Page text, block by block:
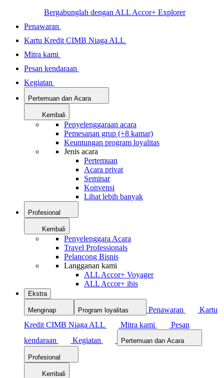
Bergabunglah dengan ALL Accor+ Explorer
Penawaran
Kartu Kredit CIMB Niaga ALL
Mitra kami
Pesan kendaraan
Kegiatan
Pertemuan dan Acara
Kembali
Penyelenggaraan acara
Pemesanan grup (+8 kamar)
Keuntungan program loyalitas
Jenis acara
Pertemuan
Acara privat
Seminar
Konvensi
Lihat lebih banyak
Profesional
Kembali
Penyelenggara Acara
Travel Professionals
Pelancong Bisnis
Langganan kami
ALL Accor+ Voyager
ALL Accor+ ibis
Ekstra
Menginap Program loyalitas Penawaran
Kartu
Kredit CIMB Niaga ALL
Mitra kami
Pesan
kendaraan
Kegiatan Pertemuan dan Acara
Profesional
Kembali